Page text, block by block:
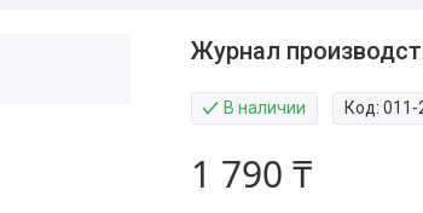
Журнал
В наличии Код:011-
1 790 ₸